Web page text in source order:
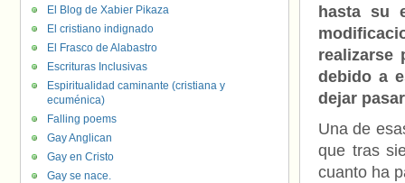
hasta su
realizarse
debido a
dejar
Una de
que tras
cuanto ha
El Blog de Xabier Pikaza
El cristiano indignado
El Frasco de Alabastro
Escrituras Inclusivas
Espiritualidad caminante (cristiana y
ecuménica)
Falling poems
Gay Anglican
Gay en Cristo
Gay se nace.